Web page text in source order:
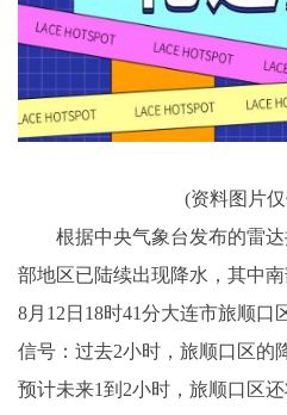
(资料图片
根据中央气象台发布的雷
部地区已陆续出现降水，其中
8月12日18时41分大连市旅顺口
信号：过去2小时，旅顺口区的
预计未来1到2小时，旅顺口区